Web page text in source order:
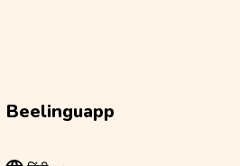
Beelinguapp